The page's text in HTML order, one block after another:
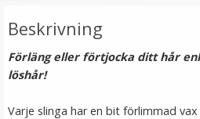
Beskrivning
Förläng eller förtjocka ditt hår
löshår!
Varje slinga har en bit förlimmad